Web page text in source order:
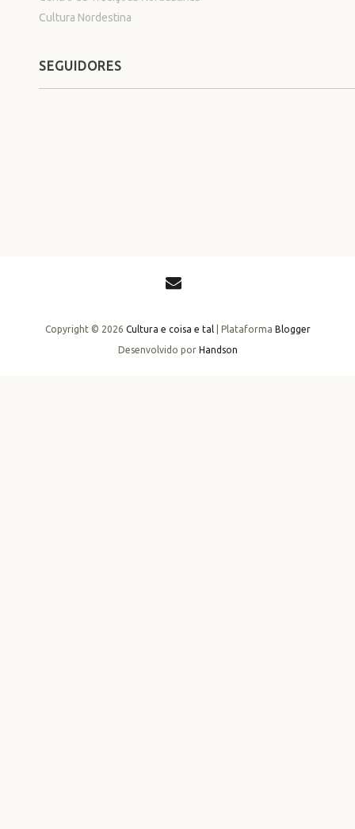
Cultura Nordestina
SEGUIDORES
Copyright © 2026 Cultura e coisa e tal| Plataforma Blogger
Desenvolvido por Handson